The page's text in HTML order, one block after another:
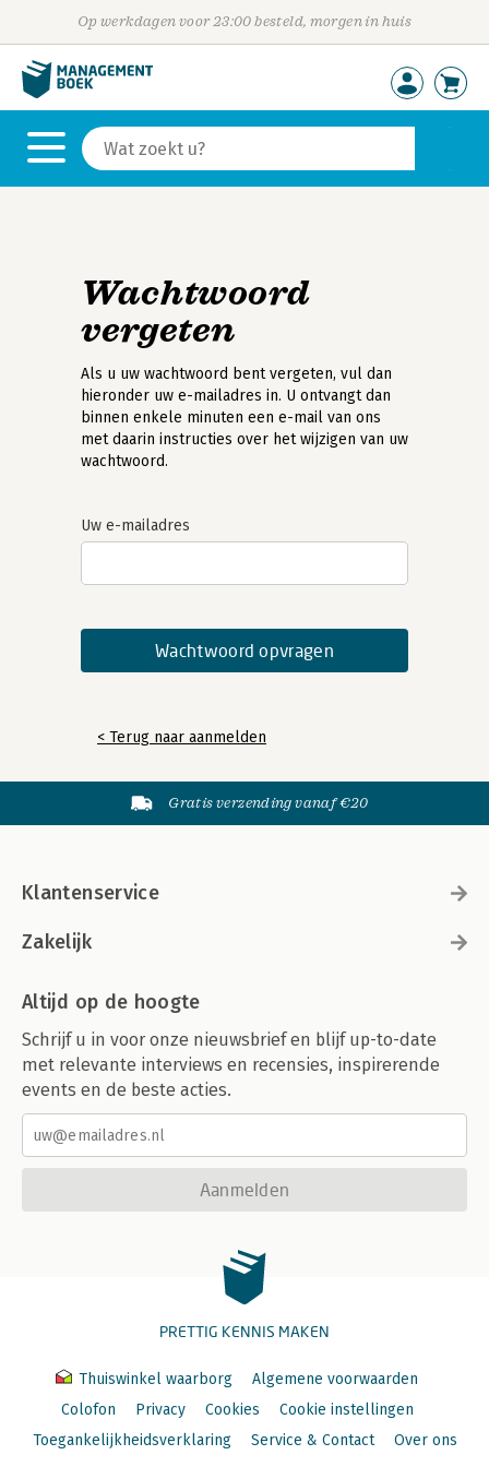
Op werkdagen voor 23:00 besteld, morgen in huis
Wachtwoord
vergeten
Als u uw wachtwoord bent vergeten, vul dan
hieronder uw e-mailadres in. U ontvangt dan
binnen enkele minuten een e-mail van ons
met daarin instructies over het wijzigen van uw
wachtwoord.
Uw e-mailadres
< Terug naar aanmelden
Gratis verzending vanaf €20
Klantenservice
Zakelijk
Altijd op de hoogte
Schrijf u in voor onze nieuwsbrief en blijf up-to-date
met relevante interviews en recensies, inspirerende
events en de beste acties.
Aanmelden
PRETTIG KENNIS MAKEN
Thuiswinkel waarborg
Algemene voorwaarden
Colofon
Privacy Cookies
Cookie instellingen
Toegankelijkheidsverklaring
Service & Contact Over ons